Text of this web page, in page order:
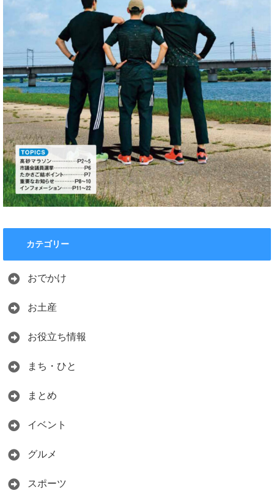
カテゴリー
おでかけ
お土産
お役立ち情報
まち・ひと
まとめ
イベント
グルメ
スポーツ